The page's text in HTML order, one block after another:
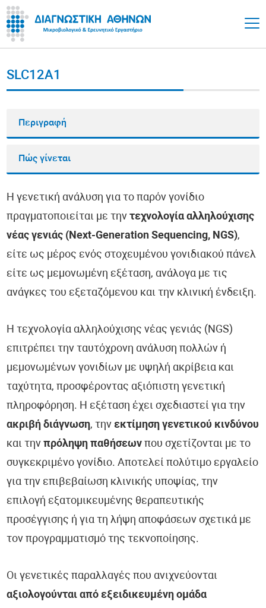
SLC12A1
Περιγραφή
Πώς γίνεται
Η γενετική ανάλυση για το παρόν γονίδιο
πραγματοποιείται με τηντεχνολογία αλληλούχισης
νέας γενιάς (Next-Generation Sequencing, NGS),
είτε ως μέρος ενός στοχευμένου γονιδιακού πάνελ
είτε ως μεμονωμένη εξέταση, ανάλογα με τις
ανάγκες του εξεταζόμενου και την κλινική ένδειξη.
Η τεχνολογία αλληλούχισης νέας γενιάς (NGS)
επιτρέπει την ταυτόχρονη ανάλυση πολλών ή
μεμονωμένων γονιδίων με υψηλή ακρίβεια και
ταχύτητα, προσφέροντας αξιόπιστη γενετική
πληροφόρηση. Η εξέταση έχει σχεδιαστεί για την
ακριβή διάγνωση, τηνεκτίμηση γενετικού κινδύνου
και τηνπρόληψη παθήσεων που σχετίζονται με το
συγκεκριμένο γονίδιο. Αποτελεί πολύτιμο εργαλείο
για την επιβεβαίωση κλινικής υποψίας, την
επιλογή εξατομικευμένης θεραπευτικής
προσέγγισης ή για τη λήψη αποφάσεων σχετικά με
τον προγραμματισμό της τεκνοποίησης.
Οι γενετικές παραλλαγές που ανιχνεύονται
αξιολογούνται από εξειδικευμένη ομάδα